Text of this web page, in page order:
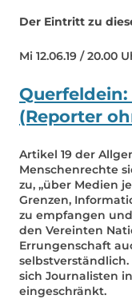
Der Eintritt zu
Mi 12.06.19 /
(Reporter
Artikel 19 der
Menschenrechte
zu, „über Medien
Grenzen,
zu empfangen
den Vereinten
Errungenschaft
sich Journalisten
eingeschränkt.